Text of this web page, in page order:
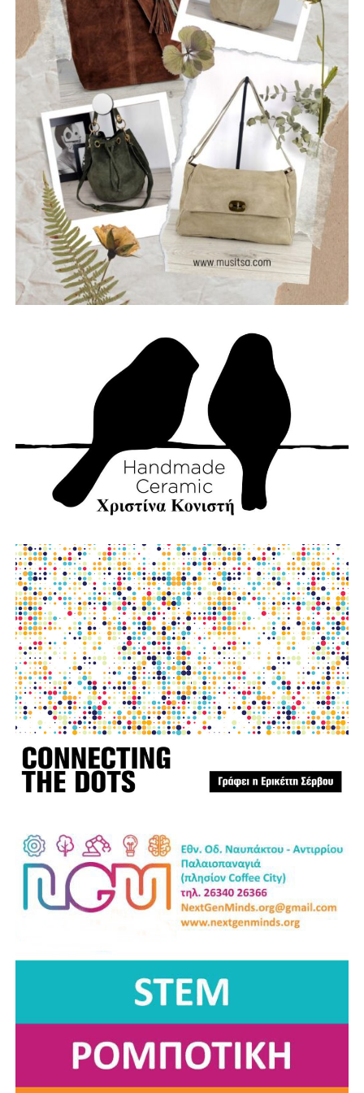
ρωγμές της καθημερινότητας. Με ήχο που ισορροπεί
ανάμεσα στο εναλλακτικό ροκ, τον ελληνικό στίχο και την
ωμή ενέργεια της σκηνής, οι Ρωγμές δημιουργούν
μουσική που μιλά για την κοινωνία, τις εσωτερικές μάχες
και την ανάγκη για αλήθεια.
Μέλη του συγκροτήματος: Ανδρεόπουλος Αντώνης –
Φωνή & Κιθάρα, Σαράντης Δημήτρης – Κιθάρα, Νικολάου
Θωμάς – Μπάσο, Μηλιώνης Γρηγόρης – Τύμπανα.